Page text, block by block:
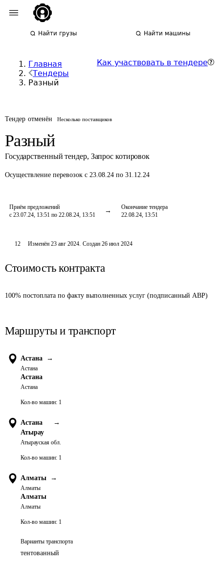
Найти грузы Найти машины
Главная
Тендеры
Разный
Как участвовать в тендере
Тендер отменён Несколько поставщиков
Разный
Государственный тендер, Запрос котировок
Осуществление перевозок с 23.08.24 по 31.12.24
Приём предложений
с 23.07.24, 13:51 по 22.08.24, 13:51
Окончание тендера
22.08.24, 13:51
12 Изменён23 авг 2024. Создан 26 июл 2024
Стоимость контракта
100% постоплата по факту выполненных услуг (подписанный АВР)
Маршруты и транспорт
Астана →
Астана
Астана
Астана
Кол-во машин: 1
Астана
→
Атырау
Атырауская обл.
Кол-во машин: 1
Алматы →
Алматы
Алматы
Алматы
Кол-во машин: 1
Варианты транспорта
тентованный